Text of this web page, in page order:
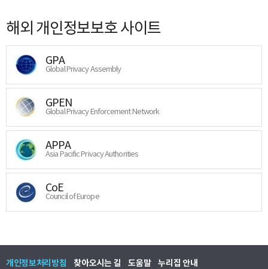
해외 개인정보보호 사이트
GPA
Global Privacy Assembly
GPEN
Global Privacy Enforcement Network
APPA
Asia Pacific Privacy Authorities
CoE
Council of Europe
개인정보처리방침 찾아오시는 길 도움말 누리집 안내